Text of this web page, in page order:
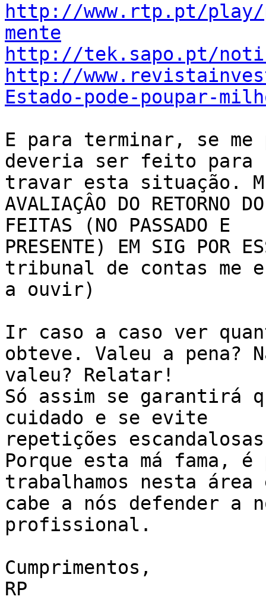
http://www.rtp.pt/play/
mente
http://tek.sapo.pt/
http://
Estado-pode-poupar-
E para terminar, se me
deveria ser feito para
travar esta situação.
AVALIAÇÂO DO RETORNO
FEITAS (NO PASSADO E
PRESENTE) EM SIG
tribunal de contas me
a ouvir)
Ir caso a caso ver
obteve. Valeu a pena?
valeu? Relatar!
Só assim se garantirá
cuidado e se evite
repetições
Porque esta má fama,
trabalhamos nesta área
cabe a nós defender a
profissional.
Cumprimentos,
RP